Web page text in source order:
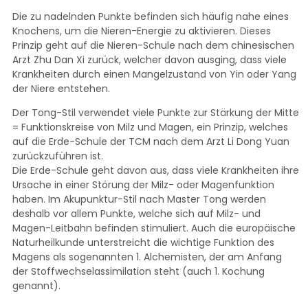
Die zu nadelnden Punkte befinden sich häufig nahe eines
Knochens, um die Nieren-Energie zu aktivieren. Dieses
Prinzip geht auf die Nieren-Schule nach dem chinesischen
Arzt Zhu Dan Xi zurück, welcher davon ausging, dass viele
Krankheiten durch einen Mangelzustand von Yin oder Yang
der Niere entstehen.
Der Tong-Stil verwendet viele Punkte zur Stärkung der Mitte
= Funktionskreise von Milz und Magen, ein Prinzip, welches
auf die Erde-Schule der TCM nach dem Arzt Li Dong Yuan
zurückzuführen ist.
Die Erde-Schule geht davon aus, dass viele Krankheiten ihre
Ursache in einer Störung der Milz- oder Magenfunktion
haben. Im Akupunktur-Stil nach Master Tong werden
deshalb vor allem Punkte, welche sich auf Milz- und
Magen-Leitbahn befinden stimuliert. Auch die europäische
Naturheilkunde unterstreicht die wichtige Funktion des
Magens als sogenannten 1. Alchemisten, der am Anfang
der Stoffwechselassimilation steht (auch 1. Kochung
genannt).